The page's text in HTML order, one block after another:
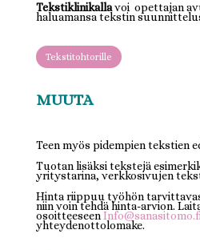
Tekstiklinikallavoi opettajan
haluamansa tekstin
Tekstitohtorille
MUUTA
Teen myös pidempien tekstien
Tuotan lisäksi tekstejä
yritystarina, verkkosivujen
Hinta riippuu työhön
niin voin tehdä hinta-arvion.
osoitteeseenInfo@sanasitomo.fi
yhteydenottolomake.